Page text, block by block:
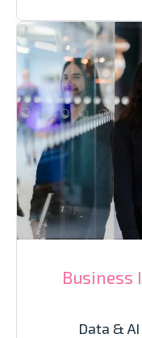
Business
Data & AI